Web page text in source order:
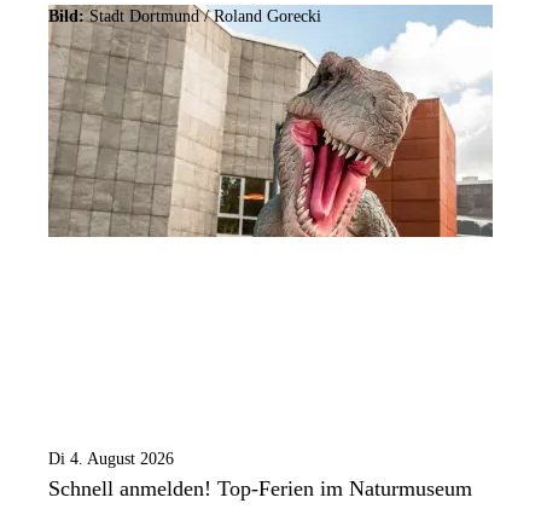
Bild:Stadt Dortmund / Roland Gorecki
Di 4. August 2026
Schnell anmelden! Top-Ferien im Naturmuseum